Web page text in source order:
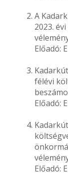
A
2023.
Előadó:
félévi
Előadó:
Előadó: